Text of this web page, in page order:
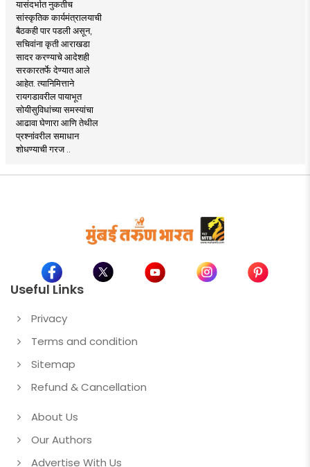
यासंदर्भात नुकतीच
सांस्कृतिक कार्यमंत्रालयाची
बैठकही पार पडली असून,
सचिवांना कृती आराखडा
सादर करण्याचे आदेशही
सरकारतर्फे देण्यात आले
आहेत. त्यानिमित्ताने
रायगडावरील पायाभूत
सोयीसुविधांच्या समस्यांचा
आढावा घेणारा आणि तेथील
प्रश्नांवरील समाधान
शोधण्याची गरज ..
Useful Links
Privacy
Terms and condition
Sitemap
Refund & Cancellation
About Us
Our Authors
Advertise With Us